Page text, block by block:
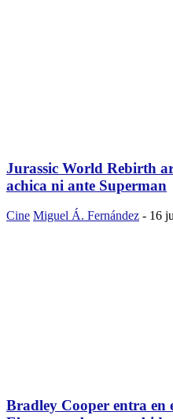
Jurassic World Rebirth
achica ni ante Superman
Cine Miguel Á. Fernández - 16
Bradley Cooper entra en